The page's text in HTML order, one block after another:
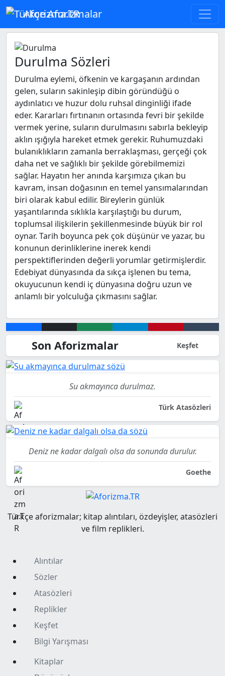
Aforizma.TR
Durulma Sözleri
Durulma eylemi, öfkenin ve kargaşanın ardından
gelen, suların sakinleşip dibin göründüğü o
aydınlatıcı ve huzur dolu ruhsal dinginliği ifade
eder. Kararları fırtınanın ortasında fevri bir şekilde
vermek yerine, suların durulmasını sabırla bekleyip
aklın ışığıyla hareket etmek gerekir. Ruhumuzdaki
bulanıklıkların zamanla berraklaşması, gerçeği çok
daha net ve sağlıklı bir şekilde görebilmemizi
sağlar. Hayatın her anında karşımıza çıkan bu
kavram, insan doğasının en temel yansımalarından
biri olarak kabul edilir. Bireylerin günlük
yaşantılarında sıklıkla karşılaştığı bu durum,
toplumsal ilişkilerin şekillenmesinde büyük bir rol
oynar. Tarih boyunca pek çok düşünür ve yazar, bu
konunun derinliklerine inerek kendi
perspektiflerinden değerli yorumlar getirmişlerdir.
Edebiyat dünyasında da sıkça işlenen bu tema,
okuyucunun kendi iç dünyasına doğru uzun ve
anlamlı bir yolculuğa çıkmasını sağlar.
Son Aforizmalar Keşfet
Su akmayınca durulmaz.
Türk Atasözleri
Deniz ne kadar dalgalı olsa da sonunda durulur.
Goethe
Türkçe aforizmalar; kitap alıntıları, özdeyişler, atasözleri
ve film replikleri.
Alıntılar
Sözler
Atasözleri
Replikler
Keşfet
Bilgi Yarışması
Kitaplar